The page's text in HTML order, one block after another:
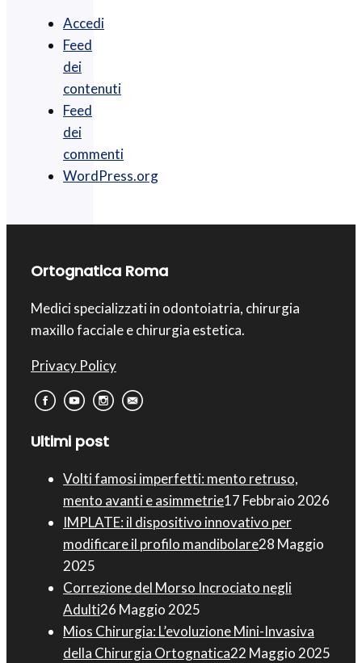
Accedi
Feed
dei
contenuti
Feed
dei
commenti
WordPress.org
Ortognatica Roma
Medici specializzati in odontoiatria, chirurgia
maxillo facciale e chirurgia estetica.
Privacy Policy
Ultimi post
Volti famosi imperfetti: mento retruso,
mento avanti e asimmetrie17 Febbraio 2026
IMPLATE: il dispositivo innovativo per
modificare il profilo mandibolare28 Maggio
2025
Correzione del Morso Incrociato negli
Adulti26 Maggio 2025
Mios Chirurgia : L’evoluzione Mini-Invasiva
della Chirurgia Ortognatica22 Maggio 2025